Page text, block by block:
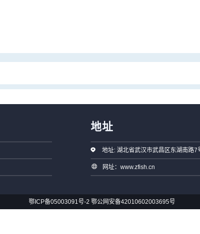
地址
地址: 湖北省武汉市武昌区东湖南路7
网址：www.zfish.cn
鄂ICP备05003091号-2 鄂公网安备42010602003695号